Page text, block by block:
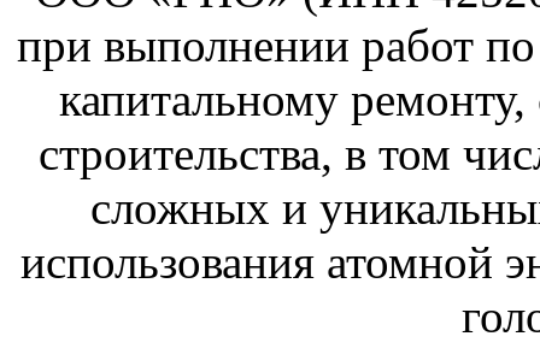
при выполнении работ по
капитальному ремонту,
строительства, в том
сложных и
использования атомной